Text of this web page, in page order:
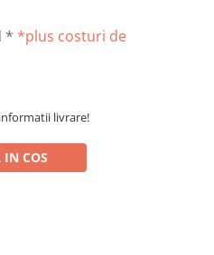
* *plus costuri de
livrare!
COS